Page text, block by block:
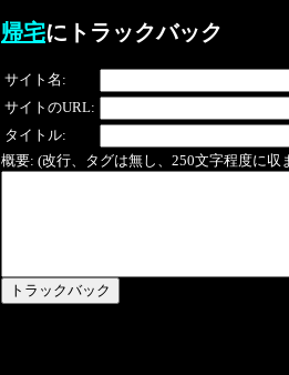
帰宅にトラックバック
サイト名:
サイトのURL:
タイトル:
概要: (改行、タグは無し、250文字程度に収